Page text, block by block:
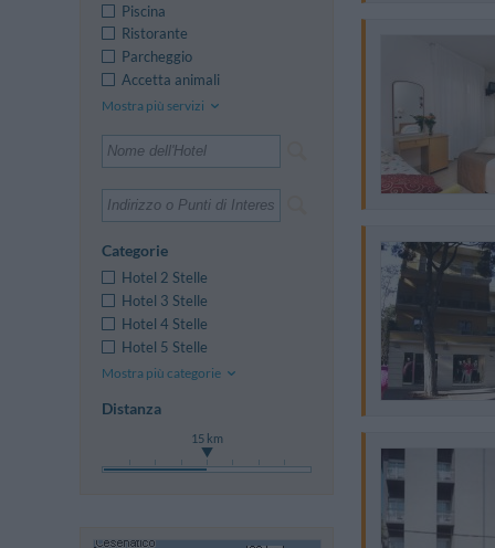
Piscina
Ristorante
Parcheggio
Accetta animali
Mostra più servizi
Categorie
Hotel 2 Stelle
Hotel 3 Stelle
Hotel 4 Stelle
Hotel 5 Stelle
Mostra più categorie
Distanza
15 km